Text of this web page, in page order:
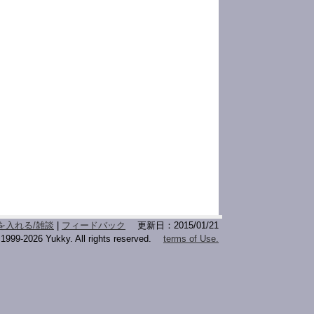
入れる/雑談 フィードバック
更新日：2015/01/21
2026 Yukky. All rights reserved. terms of Use.